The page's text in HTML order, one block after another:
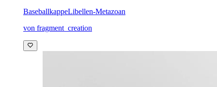
BaseballkappeLibellen-Metazoan
von fragment_creation